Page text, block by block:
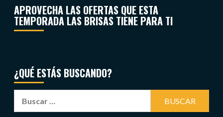
APROVECHA LAS OFERTAS QUE ESTA
TEMPORADA LAS BRISAS TIENE PARA TI
¿QUÉ ESTÁS BUSCANDO?